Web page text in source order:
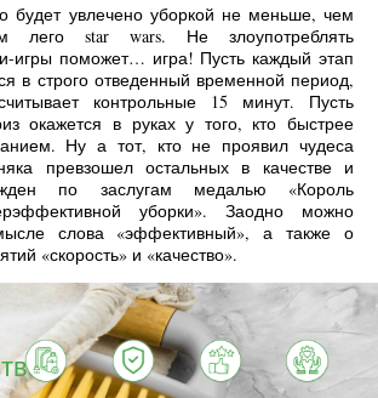
будет увлечено уборкой не меньше, чем
лего star wars. Не злоупотреблять
игры поможет… игра! Пусть каждый этап
в строго отведенный временной период,
контрольные 15 минут. Пусть
окажется в руках у того, кто быстрее
Ну а тот, кто не проявил чудеса
превзошел остальных в качестве и
по заслугам медалью «Король
уборки». Заодно можно
слова «эффективный», а также о
«скорость» и «качество».